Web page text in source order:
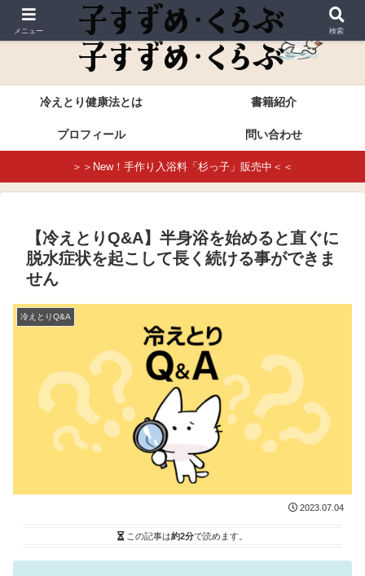
これが本当の冷えとり健康法・進藤幸恵公式サイト
冷えとり健康法とは 書籍紹介
プロフィール 問い合わせ
＞＞New！手作り入浴料「杉っ子」販売中＜＜
【冷えとりQ&A】半身浴を始めると直ぐに
脱水症状を起こして長く続ける事ができま
せん
冷えとりQ&A
2023.07.04
この記事は約2分で読めます。
メニュー 検索